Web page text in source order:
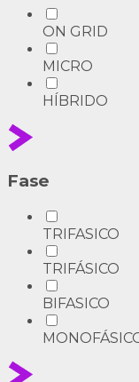
ON GRID
MICRO
HÍBRIDO
Fase
TRIFASICO
TRIFÁSICO
BIFASICO